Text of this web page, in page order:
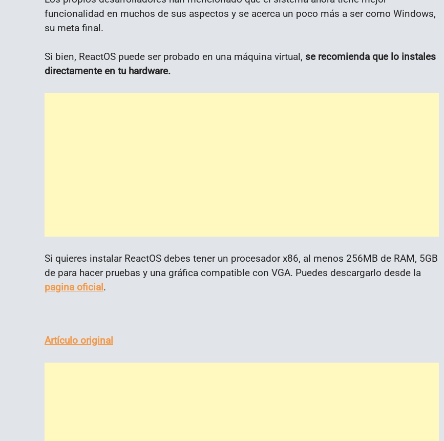
funcionalidad en muchos de sus aspectos y se acerca un poco más a ser como Windows,
su meta final.
Si bien, ReactOS puede ser probado en una máquina virtual, se recomienda que lo instales
directamente en tu hardware.
Si quieres instalar ReactOS debes tener un procesador x86, al menos 256MB de RAM, 5GB
de para hacer pruebas y una gráfica compatible con VGA. Puedes descargarlo desde la
pagina oficial.
Artículo original